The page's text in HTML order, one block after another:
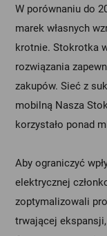
W porównaniu do
marek własnych
krotnie. Stokrotka
rozwiązania
zakupów. Sieć z
mobilną Nasza
korzystało ponad
Aby ograniczyć
elektrycznej
zoptymalizowali
trwającej